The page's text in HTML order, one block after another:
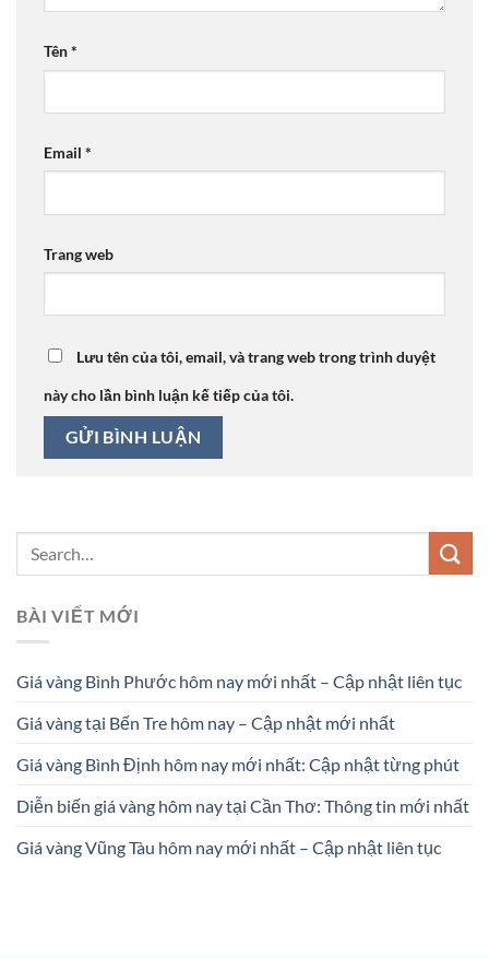
Tên*
Email *
Trang web
Lưu tên của tôi, email, và trang web trong trình duyệt
này cho lần bình luận kế tiếp của tôi.
BÀI VIẾT MỚI
Giá vàng Bình Phước hôm nay mới nhất – Cập nhật liên tục
Giá vàng tại Bến Tre hôm nay – Cập nhật mới nhất
Giá vàng Bình Định hôm nay mới nhất: Cập nhật từng phút
Diễn biến giá vàng hôm nay tại Cần Thơ: Thông tin mới nhất
Giá vàng Vũng Tàu hôm nay mới nhất – Cập nhật liên tục